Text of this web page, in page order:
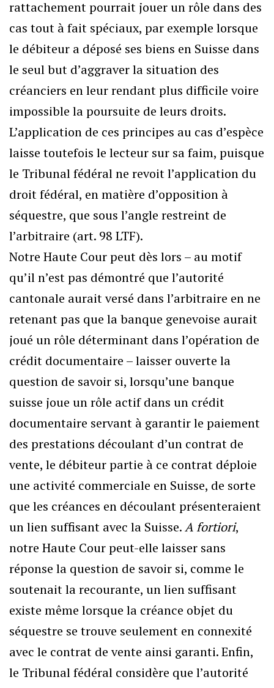
rattachement pourrait jouer un rôle dans des
cas tout à fait spéciaux, par exemple lorsque
le débiteur a déposé ses biens en Suisse dans
le seul but d’aggraver la situation des
créanciers en leur rendant plus difficile voire
impossible la poursuite de leurs droits.
L’application de ces principes au cas d’espèce
laisse toutefois le lecteur sur sa faim, puisque
le Tribunal fédéral ne revoit l’application du
droit fédéral, en matière d’opposition à
séquestre, que sous l’angle restreint de
l’arbitraire (art. 98 LTF).
Notre Haute Cour peut dès lors – au motif
qu’il n’est pas démontré que l’autorité
cantonale aurait versé dans l’arbitraire en ne
retenant pas que la banque genevoise aurait
joué un rôle déterminant dans l’opération de
crédit documentaire – laisser ouverte la
question de savoir si, lorsqu’une banque
suisse joue un rôle actif dans un crédit
documentaire servant à garantir le paiement
des prestations découlant d’un contrat de
vente, le débiteur partie à ce contrat déploie
une activité commerciale en Suisse, de sorte
que les créances en découlant présenteraient
un lien suffisant avec la Suisse.A fortiori,
notre Haute Cour peut-elle laisser sans
réponse la question de savoir si, comme le
soutenait la recourante, un lien suffisant
existe même lorsque la créance objet du
séquestre se trouve seulement en connexité
avec le contrat de vente ainsi garanti. Enfin,
le Tribunal fédéral considère que l’autorité